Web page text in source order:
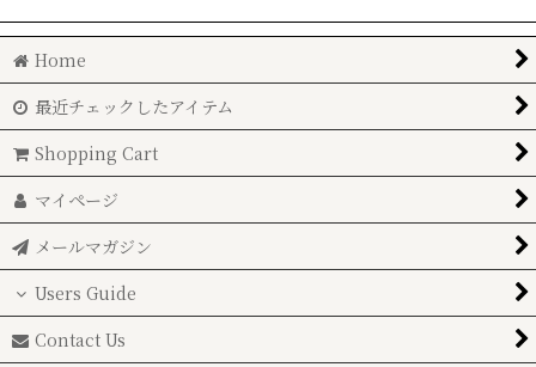
Home
最近チェックしたアイテム
Shopping Cart
マイページ
メールマガジン
Users Guide
Contact Us